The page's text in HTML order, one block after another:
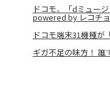
ドコモ、「dミュー
powered by レコチ
ドコモ端末31機種が
ギガ不足の味方！ 誰